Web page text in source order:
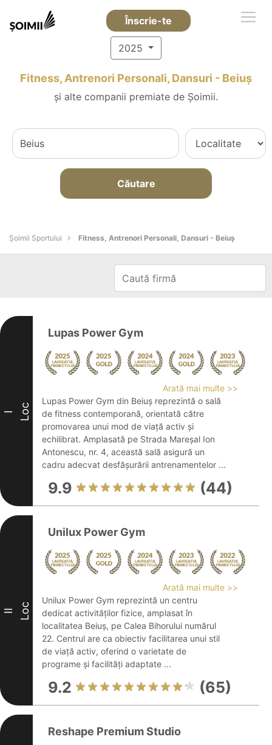
Înscrie-te
2025
Fitness, Antrenori Personali, Dansuri - Beiuş
și alte companii premiate de Șoimii.
Căutare
Șoimii Sportului Fitness, Antrenori Personali, Dansuri - Beiuş
I Loc
Lupas Power Gym
Arată mai multe >>
Lupas Power Gym din Beiuș reprezintă o sală
de fitness contemporană, orientată către
promovarea unui mod de viață activ și
echilibrat. Amplasată pe Strada Mareșal Ion
Antonescu, nr. 4, această sală asigură un
cadru adecvat desfășurării antrenamentelor ...
9.9 (44)
II Loc
Unilux Power Gym
Arată mai multe >>
Unilux Power Gym reprezintă un centru
dedicat activităților fizice, amplasat în
localitatea Beiuș, pe Calea Bihorului numărul
22. Centrul are ca obiectiv facilitarea unui stil
de viață activ, oferind o varietate de
programe și facilități adaptate ...
9.2 (65)
Reshape Premium Studio